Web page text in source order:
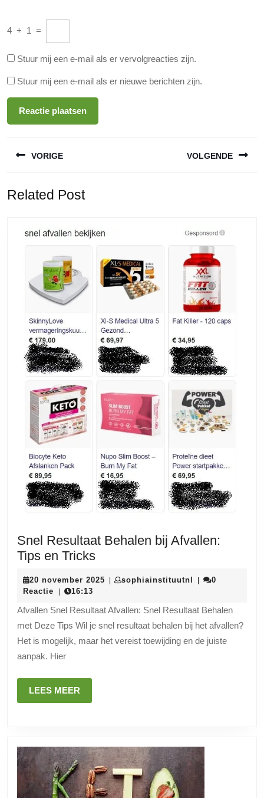
4 + 1 =
Stuur mij een e-mail als er vervolgreacties zijn.
Stuur mij een e-mail als er nieuwe berichten zijn.
VORIGE
bericht:
VOLGENDE
Related Post
Snel Resultaat Behalen bij Afvallen:
Tips en TricksSnel
Behalen
Afvallen:
Tips
en
20 november 2025 20| sophiainstituutnl |
0
Reactie
| 16:13
Afvallen Snel Resultaat Afvallen: Snel Resultaat Behalen
met Deze Tips Wil je snel resultaat behalen bij het afvallen?
Het is mogelijk, maar het vereist toewijding en de juiste
aanpak. Hier
LEES MEER
MEER